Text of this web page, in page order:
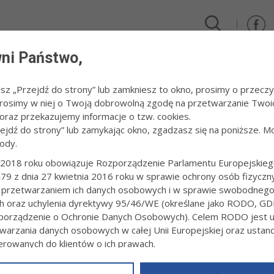
DOT. WYKONYWANIA OGRODZEŃ
dnia 14.05.2026 r. wydał rozporządzenie (Dz. Urz. Woj.
w sprawie wykonywania ogrodzeń ograniczających lub
Państwo,
„Przejdź do strony” lub zamkniesz to okno, prosimy o
w niej o Twoją dobrowolną zgodę na przetwarzanie
przekazujemy informacje o tzw. cookies.
do strony” lub zamykając okno, zgadzasz się na poniższe.
roku obowiązuje Rozporządzenie Parlamentu
z dnia 27 kwietnia 2016 roku w sprawie ochrony osób
ich danych osobowych i w sprawie
oraz uchylenia dyrektywy 95/46/WE (określane jako RODO,
o Ochronie Danych Osobowych). Celem RODO jest
danych osobowych w całej Unii Europejskiej oraz
do klientów o ich prawach.
powyższym, w zakładceRODOna stroniehttps://